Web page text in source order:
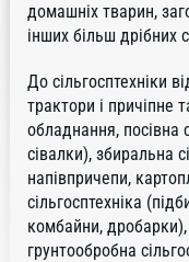
домашніх тварин,
інших більш дрібних
До сільгосптехніки
трактори і причіпне
обладнання, посівна
сівалки), збиральна
напівпричепи,
сільгосптехніка
комбайни,
грунтообробна